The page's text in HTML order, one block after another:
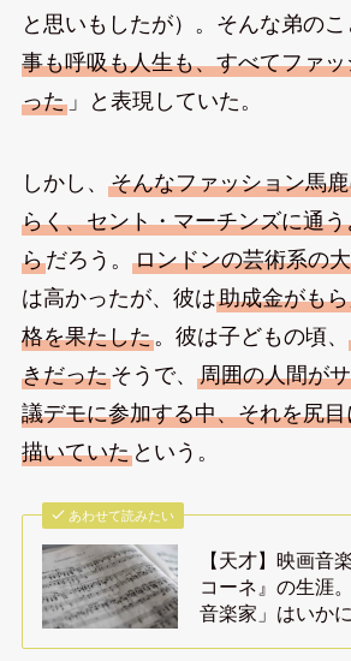
と思いもしたが）。そんな弟のこ
事も呼吸も人生も、すべてファ
った」と表現していた。
しかし、 そんなファッション馬
らく、セント・マーチンズに通
らだろう。 ロンドンの芸術系の
は高かったが、彼は助成金がも
格を果たした。彼は子どもの頃、
きだったそうで、 周囲の人間が
議デモに参加する中、それを尻
描いていたという。
あわせて読みたい
【天才】映画音
コーネ』の生涯
音楽家」はいか